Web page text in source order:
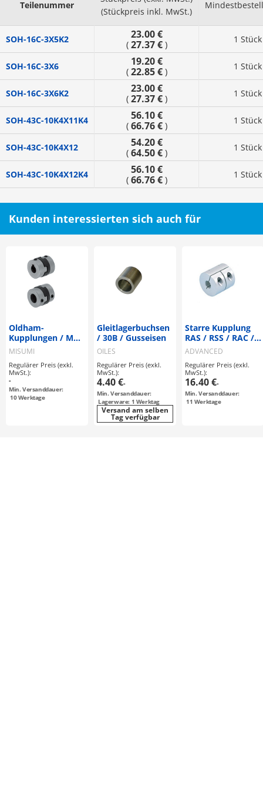
Teilenummer
(Stückpreis inkl. MwSt.)
SOH-16C-3X5K2 23.00 €
( 27.37 €) 1 Stück
SOH-16C-3X6 19.20 €
( 22.85 €) 1 Stück
SOH-16C-3X6K2 23.00 €
( 27.37 €) 1 Stück
SOH-43C-10K4X11K4 56.10 €
( 66.76 €) 1 Stück
SOH-43C-10K4X12 54.20 €
( 64.50 €) 1 Stück
SOH-43C-10K4X12K4 56.10 €
( 66.76 €) 1 Stück
Kunden interessierten sich auch für
Oldham-
Kupplungen / MCO
/ Korpus:
Aluminium / 1
Scheibe: CFK /
Gewindestiftklemmung,
Passfeder
MISUMI
Regulärer Preis (exkl.
MwSt.):
-
Min. Versanddauer:
10Werktage
Gleitlagerbuchsen
/ 30B / Gusseisen
OILES
Regulärer Preis (exkl.
MwSt.):
4.40 €-
Min. Versanddauer:
Lagerware: 1 Werktag
Versand am selben
Tag verfügbar
Starre Kupplung
RAS / RSS / RAC /
RSC
ADVANCED
Regulärer Preis (exkl.
MwSt.):
16.40 €-
Min. Versanddauer:
11 Werktage